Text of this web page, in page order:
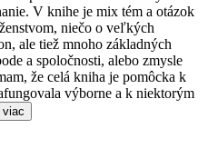
V knihe je mix tém a otázok
niečo o veľkých
ale tiež mnoho základných
a spoločnosti, alebo zmysle
že celá kniha je pomôcka k
výborne a k niektorým